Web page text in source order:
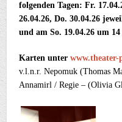
folgenden Tagen: Fr.
26.04.26, Do. 30.04.26
und am So. 19.04.26 um
Karten unter
v.l.n.r. Nepomuk (Thomas
Annamirl / Regie – (Olivia